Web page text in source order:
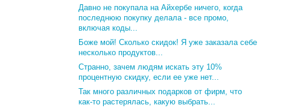
Давно не покупала на Айхербе ничего, когда
последнюю покупку делала - все промо,
включая коды...
Боже мой! Сколько скидок! Я уже заказала себе
несколько продуктов...
Странно, зачем людям искать эту 10%
процентную скидку, если ее уже нет...
Так много различных подарков от фирм, что
как-то растерялась, какую выбрать...